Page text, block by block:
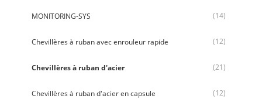
MONITORING-SYS (14)
Chevillères à ruban avec enrouleur rapide (12)
Chevillères à ruban d'acier (21)
Chevillères à ruban d'acier en capsule (12)